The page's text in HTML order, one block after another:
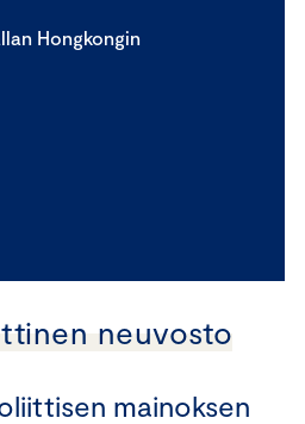
Hongkongin
neuvosto
mainoksen